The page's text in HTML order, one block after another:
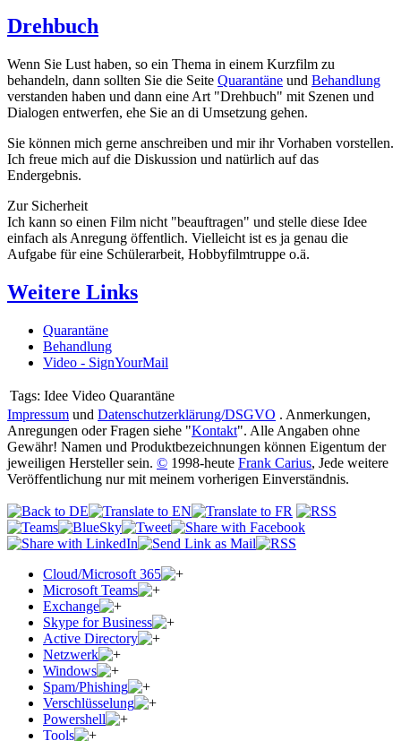
Drehbuch
Wenn Sie Lust haben, so ein Thema in einem Kurzfilm zu
behandeln, dann sollten Sie die Seite Quarantäne und Behandlung
verstanden haben und dann eine Art "Drehbuch" mit Szenen und
Dialogen entwerfen, ehe Sie an di Umsetzung gehen.
Sie können mich gerne anschreiben und mir ihr Vorhaben vorstellen.
Ich freue mich auf die Diskussion und natürlich auf das
Endergebnis.
Zur Sicherheit
Ich kann so einen Film nicht "beauftragen" und stelle diese Idee
einfach als Anregung öffentlich. Vielleicht ist es ja genau die
Aufgabe für eine Schülerarbeit, Hobbyfilmtruppe o.ä.
Weitere Links
Quarantäne
Behandlung
Video - SignYourMail
Tags: Idee Video Quarantäne
Impressum und Datenschutzerklärung/DSGVO . Anmerkungen,
Anregungen oder Fragen siehe "Kontakt". Alle Angaben ohne
Gewähr! Namen und Produktbezeichnungen können Eigentum der
jeweiligen Hersteller sein. © 1998-heute Frank Carius, Jede weitere
Veröffentlichung nur mit meinem vorherigen Einverständnis.
Cloud/Microsoft 365
Microsoft Teams
Exchange
Skype for Business
Active Directory
Netzwerk
Windows
Spam/Phishing
Verschlüsselung
Powershell
Tools